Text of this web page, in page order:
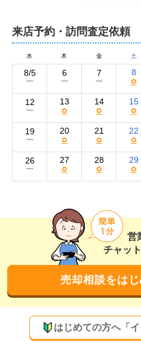
営
チャッ
売却相談をはじ
はじめての方へ「
来店予約・訪問査定依頼
水 木 金 土
8/5
ー
6
ー
7
ー
8
○
12
ー
13
○
14
○
15
○
19
ー
20
○
21
○
22
○
26
ー
27
○
28
○
29
○
物件を300万円高く売る方法
弊社は他社さんが査定した価
300万円高く売るノウハウが
弊社に売却を任せていただけ
普通の不動産会社より
【早く高く売る】ことができ
本を出しました。
※Amazonで販売中
査定依頼された方限定でプレ
お客様の不動産を
【早く高く売るために】